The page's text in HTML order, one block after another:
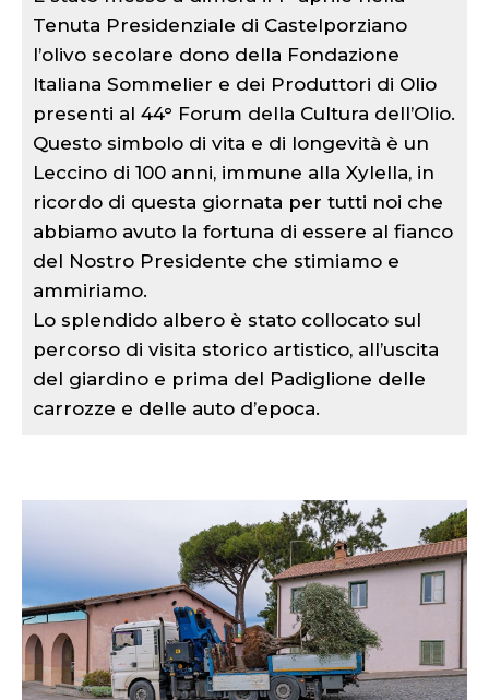
Tenuta Presidenziale di Castelporziano
l’olivo secolare dono della Fondazione
Italiana Sommelier e dei Produttori di Olio
presenti al 44° Forum della Cultura dell’Olio.
Questo simbolo di vita e di longevità è un
Leccino di 100 anni, immune alla Xylella, in
ricordo di questa giornata per tutti noi che
abbiamo avuto la fortuna di essere al fianco
del Nostro Presidente che stimiamo e
ammiriamo.
Lo splendido albero è stato collocato sul
percorso di visita storico artistico, all’uscita
del giardino e prima del Padiglione delle
carrozze e delle auto d’epoca.